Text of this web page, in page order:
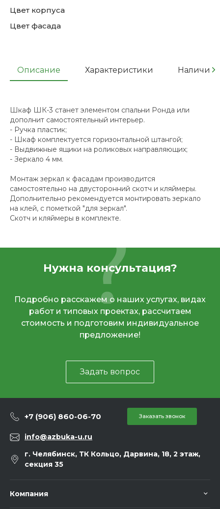
Цвет корпуса
Цвет фасада
Описание Характеристики Наличие
Шкаф ШК-3 станет элементом спальни Ронда или
дополнит самостоятельный интерьер.
- Ручка пластик;
- Шкаф комплектуется горизонтальной штангой;
- Выдвижные ящики на роликовых направляющих;
- Зеркало 4 мм.
Монтаж зеркал к фасадам производится
самостоятельно на двусторонний скотч и кляймеры.
Дополнительно рекомендуется монтировать зеркало
на клей, с пометкой "для зеркал".
Скотч и кляймеры в комплекте.
Нужна консультация?
Подробно расскажем о наших услугах, видах
работ и типовых проектах, рассчитаем
стоимость и подготовим индивидуальное
предложение!
Задать вопрос
+7 (906) 860-06-70 Заказать звонок
info@azbuka-u.ru
г. Челябинск, ТК Кольцо, Дарвина, 18, 2 этаж,
секция 35
Компания